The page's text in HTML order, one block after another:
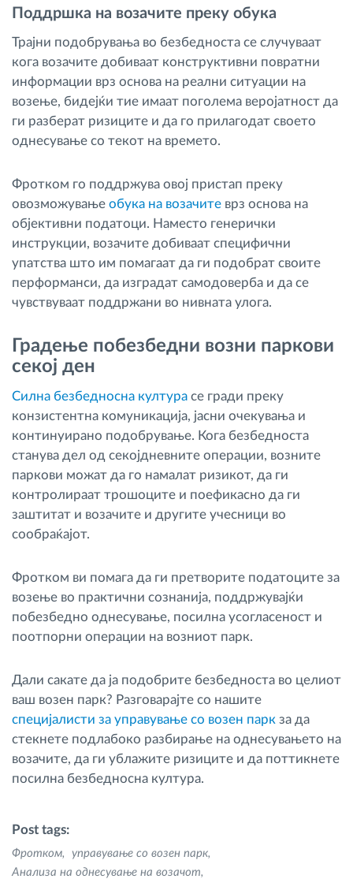
Поддршка на возачите преку обука
Трајни подобрувања во безбедноста се случуваат
кога возачите добиваат конструктивни повратни
информации врз основа на реални ситуации на
возење, бидејќи тие имаат поголема веројатност да
ги разберат ризиците и да го прилагодат своето
однесување со текот на времето.
Фротком го поддржува овој пристап преку
овозможување обука на возачите врз основа на
објективни податоци. Наместо генерички
инструкции, возачите добиваат специфични
упатства што им помагаат да ги подобрат своите
перформанси, да изградат самодоверба и да се
чувствуваат поддржани во нивната улога.
Градење побезбедни возни паркови
секој ден
Силна безбедносна култура се гради преку
конзистентна комуникација, јасни очекувања и
континуирано подобрување. Кога безбедноста
станува дел од секојдневните операции, возните
паркови можат да го намалат ризикот, да ги
контролираат трошоците и поефикасно да ги
заштитат и возачите и другите учесници во
сообраќајот.
Фротком ви помага да ги претворите податоците за
возење во практични сознанија, поддржувајќи
побезбедно однесување, посилна усогласеност и
поотпорни операции на возниот парк.
Дали сакате да ја подобрите безбедноста во целиот
ваш возен парк? Разговарајте со нашите
специјалисти за управување со возен парк за да
стекнете подлабоко разбирање на однесувањето на
возачите, да ги ублажите ризиците и да поттикнете
посилна безбедносна култура.
Post tags:
Фротком
управување со возен парк
Анализа на однесување на возачот